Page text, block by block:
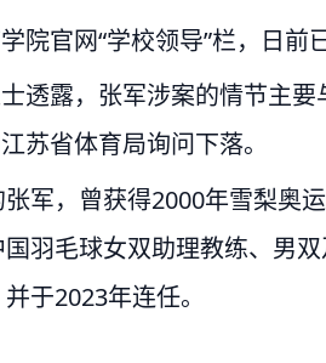
院官网“学校领导”栏，日前
透露，张军涉案的情节主
苏省体育局询问下落。
军，曾获得2000年雪梨奥
羽毛球女双助理教练、男
于2023年连任。